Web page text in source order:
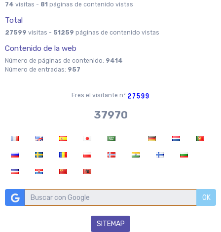
74 visitas - 81 páginas de contenido vistas
Total
27599 visitas - 51259 páginas de contenido vistas
Contenido de la web
Número de páginas de contenido: 9414
Número de entradas: 957
Eres el visitante nº
37970
OK
SITEMAP